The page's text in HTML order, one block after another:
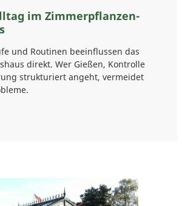
im Zimmerpflanzen-
und Routinen beeinflussen das
direkt. Wer Gießen, Kontrolle
strukturiert angeht, vermeidet